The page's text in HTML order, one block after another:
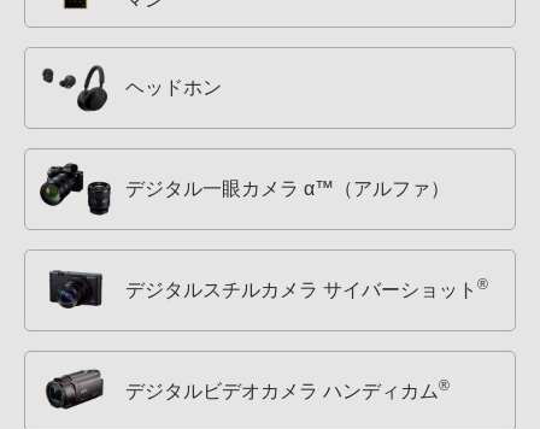
ヘッドホン
デジタル一眼カメラ α™（アルファ）
デジタルスチルカメラ サイバーショット ®
デジタルビデオカメラ ハンディカム®